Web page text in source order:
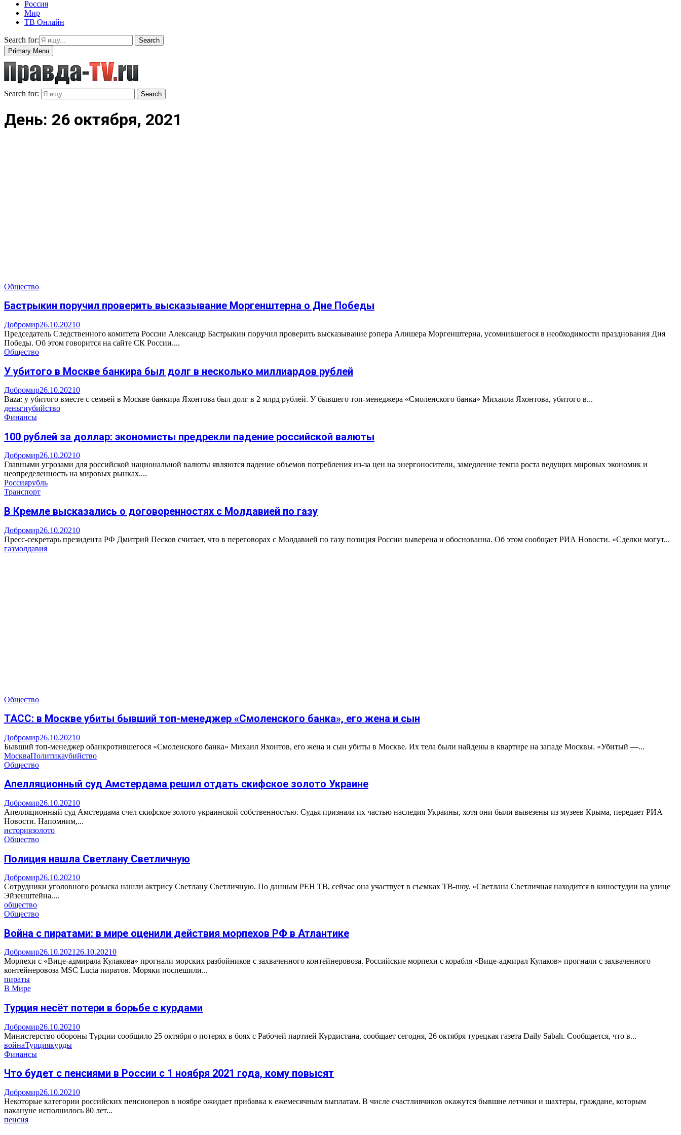
Россия
Мир
ТВ Онлайн
Search for:
Search
Primary Menu
Search for: Search
День: 26 октября, 2021
Общество
Бастрыкин поручил проверить высказывание Моргенштерна о Дне Победы
Добромир26.10.20210
Председатель Следственного комитета России Александр Бастрыкин поручил проверить высказывание рэпера Алишера Моргенштерна, усомнившегося в необходимости празднования Дня
Победы. Об этом говорится на сайте СК России....
Общество
У убитого в Москве банкира был долг в несколько миллиардов рублей
Добромир26.10.20210
Baza: у убитого вместе с семьей в Москве банкира Яхонтова был долг в 2 млрд рублей. У бывшего топ-менеджера «Смоленского банка» Михаила Яхонтова, убитого в...
деньгиубийство
Финансы
100 рублей за доллар: экономисты предрекли падение российской валюты
Добромир26.10.20210
Главными угрозами для российской национальной валюты являются падение объемов потребления из-за цен на энергоносители, замедление темпа роста ведущих мировых экономик и
неопределенность на мировых рынках....
Россиярубль
Транспорт
В Кремле высказались о договоренностях с Молдавией по газу
Добромир26.10.20210
Пресс-секретарь президента РФ Дмитрий Песков считает, что в переговорах с Молдавией по газу позиция России выверена и обоснованна. Об этом сообщает РИА Новости. «Сделки могут...
газмолдавия
Общество
ТАСС: в Москве убиты бывший топ-менеджер «Смоленского банка», его жена и сын
Добромир26.10.20210
Бывший топ-менеджер обанкротившегося «Смоленского банка» Михаил Яхонтов, его жена и сын убиты в Москве. Их тела были найдены в квартире на западе Москвы. «Убитый —...
МоскваПолитикаубийство
Общество
Апелляционный суд Амстердама решил отдать скифское золото Украине
Добромир26.10.20210
Апелляционный суд Амстердама счел скифское золото украинской собственностью. Судья признала их частью наследия Украины, хотя они были вывезены из музеев Крыма, передает РИА
Новости. Напомним,...
историязолото
Общество
Полиция нашла Светлану Светличную
Добромир26.10.20210
Сотрудники уголовного розыска нашли актрису Светлану Светличную. По данным РЕН ТВ, сейчас она участвует в съемках ТВ-шоу. «Светлана Светличная находится в киностудии на улице
Эйзенштейна....
общество
Общество
Война с пиратами: в мире оценили действия морпехов РФ в Атлантике
Добромир26.10.2021 26.10.20210
Морпехи с «Вице-адмирала Кулакова» прогнали морских разбойников с захваченного контейнеровоза. Российские морпехи с корабля «Вице-адмирал Кулаков» прогнали с захваченного
контейнеровоза MSC Lucia пиратов. Моряки поспешили...
пираты
В Мире
Турция несёт потери в борьбе с курдами
Добромир26.10.20210
Министерство обороны Турции сообщило 25 октября о потерях в боях с Рабочей партией Курдистана, сообщает сегодня, 26 октября турецкая газета Daily Sabah. Сообщается, что в...
войнаТурциякурды
Финансы
Что будет с пенсиями в России с 1 ноября 2021 года, кому повысят
Добромир26.10.20210
Некоторые категории российских пенсионеров в ноябре ожидает прибавка к ежемесячным выплатам. В числе счастливчиков окажутся бывшие летчики и шахтеры, граждане, которым
накануне исполнилось 80 лет...
пенсия